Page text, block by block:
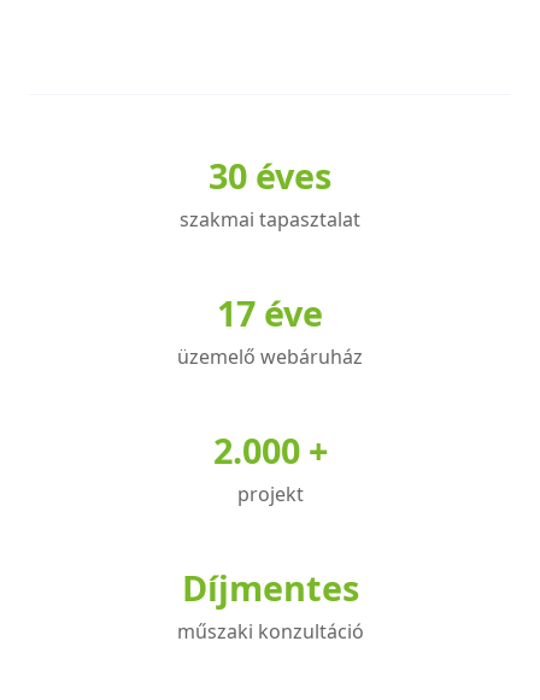
30 éves
szakmai tapasztalat
17 éve
üzemelő webáruház
2.000 +
projekt
Díjmentes
műszaki konzultáció